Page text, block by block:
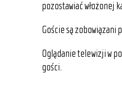
pozostawiać włożonej
Goście są zobowiązani
Oglądanie telewizji w
gości.